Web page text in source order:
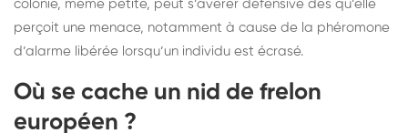
colonie, même petite, peut s’avérer défensive dès qu’elle
perçoit une menace, notamment à cause de la phéromone
d’alarme libérée lorsqu’un individu est écrasé.
Où se cache un nid de frelon
européen ?